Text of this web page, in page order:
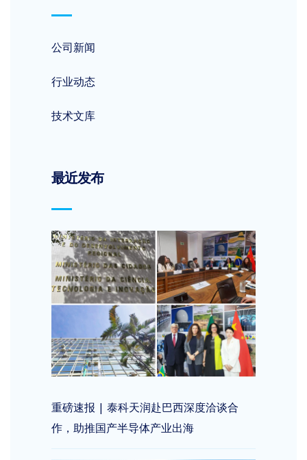
公司新闻
行业动态
技术文库
最近发布
重磅速报 | 泰科天润赴巴西深度洽谈合
作，助推国产半导体产业出海